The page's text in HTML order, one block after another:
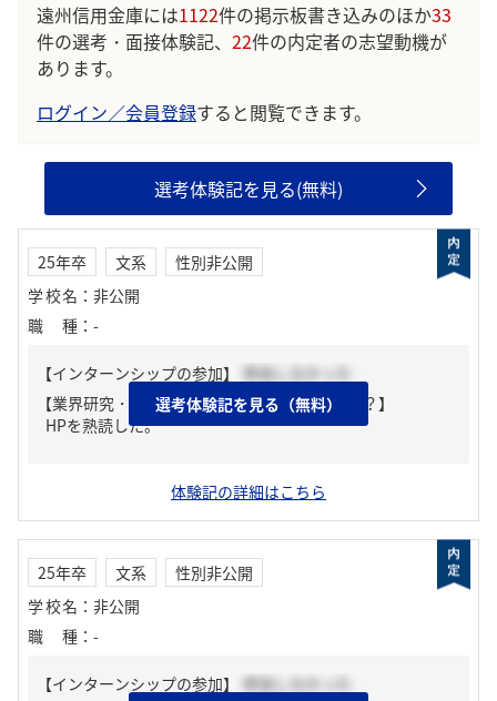
遠州信用金庫には1122件の掲示板書き込みのほか33
件の選考・面接体験記、 22件の内定者の志望動機が
あります。
ログイン／会員登録すると閲覧できます。
選考体験記を見る(無料)
25年卒 文系
性別非公開
学校名 ： 非公開
職種 ： -
【インターンシップの参加】
参加しなかった
【業界研究・企業研究はどんな風にしましたか？】
HPを熟読した。
選考体験記を見る（無料）
体験記の詳細はこちら
25年卒 文系
性別非公開
学校名 ： 非公開
職種 ： -
【インターンシップの参加】
参加しなかった